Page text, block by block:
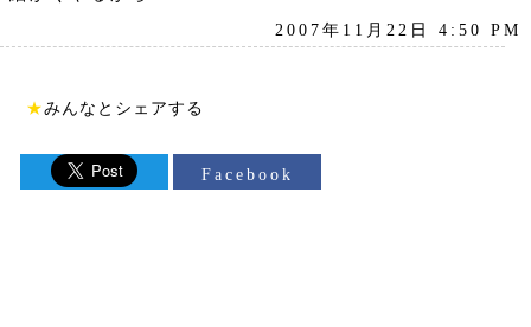
2007年11月22日 4:50 PM
★みんなとシェアする
Facebook